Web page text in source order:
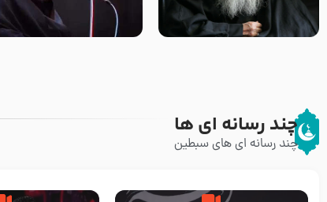
زوّار اربعین امام حسین (علیه
السلام) با این اشتیاق به زیارت
روضه جانسوز پاره های جگر امام
حسن مجتبی علیه السلام-حجت
چند رسانه ای ها
چند رسانه ای های سبطین